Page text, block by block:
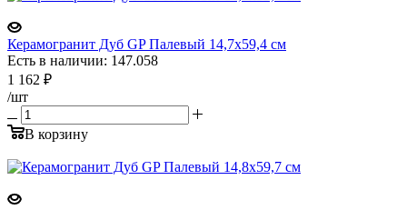
Керамогранит Дуб GP Палевый 14,7х59,4 см
Есть в наличии: 147.058
1 162 ₽
/шт
В корзину